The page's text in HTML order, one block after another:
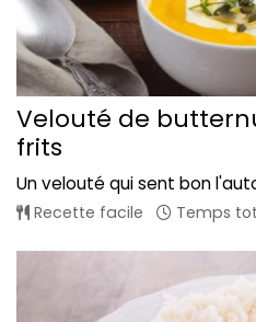
Velouté de
frits
Un velouté qui sent bon
Recette facile Temps